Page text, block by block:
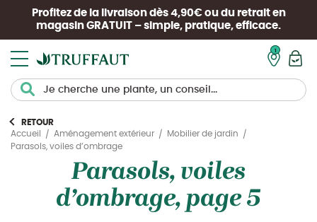
Profitez de la livraison dès 4,90€ ou du retrait en
magasin GRATUIT – simple, pratique, efficace.
RETOUR
Accueil
Aménagement extérieur
Mobilier de jardin
Parasols, voiles d’ombrage
Parasols, voiles
d’ombrage, page 5